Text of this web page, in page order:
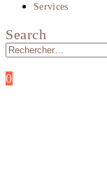
Services
Search
0